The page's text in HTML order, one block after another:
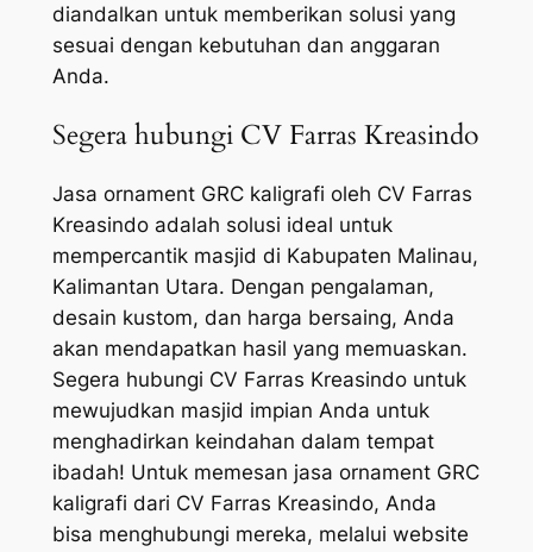
diandalkan untuk memberikan solusi yang
sesuai dengan kebutuhan dan anggaran
Anda.
Segera hubungi CV Farras Kreasindo
Jasa ornament GRC kaligrafi oleh CV Farras
Kreasindo adalah solusi ideal untuk
mempercantik masjid di Kabupaten Malinau,
Kalimantan Utara. Dengan pengalaman,
desain kustom, dan harga bersaing, Anda
akan mendapatkan hasil yang memuaskan.
Segera hubungi CV Farras Kreasindo untuk
mewujudkan masjid impian Anda untuk
menghadirkan keindahan dalam tempat
ibadah! Untuk memesan jasa ornament GRC
kaligrafi dari CV Farras Kreasindo, Anda
bisa menghubungi mereka, melalui website